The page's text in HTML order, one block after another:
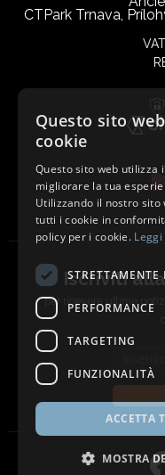
CTPark Trnava,
Iscriviti
per ricevere ultime
Questo sito
cookie
Questo sito web utilizza
migliorare la tua
Utilizzando il nostro sito
tutti i cookie in
policy per i cookie.
STRETTAMENTE
PERFORMANCE
TARGETING
FUNZIONALITÀ
ACCETTA
MOSTRA